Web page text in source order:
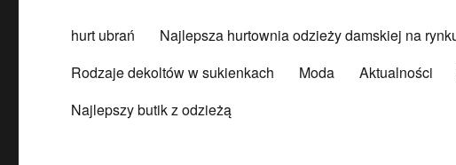
hurt ubrań Najlepsza hurtownia odzieży damskiej na
Rodzaje dekoltów w sukienkach
Moda Aktualności
Najlepszy butik z odzieżą